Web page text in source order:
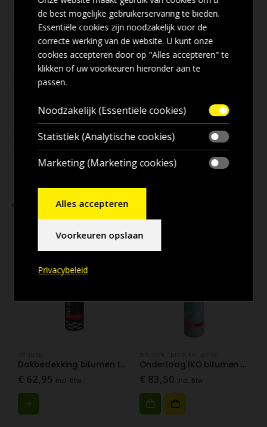
GERELATEERDE PRODUCTEN
Dakbedekking bitumen toplaag Technonicol 470K24 Crystal Black 5.0 m
€ 62,95 incl. btw
Onderlaag IKO bitumen dakbedekking 460P60 (14 m²)
€ 83,50 incl. btw
de best mogelijke gebruikerservaring te bieden.
Essentiële cookies zijn noodzakelijk voor de
correcte werking van de website. U kunt onze
cookies accepteren door op "Alles accepteren" te
klikken of uw voorkeuren hieronder aan te
passen.
Noodzakelijk (Essentiële cookies)
Statistiek (Analytische cookies)
Marketing (Marketing cookies)
Alles accepteren
Voorkeuren opslaan
Privacybeleid